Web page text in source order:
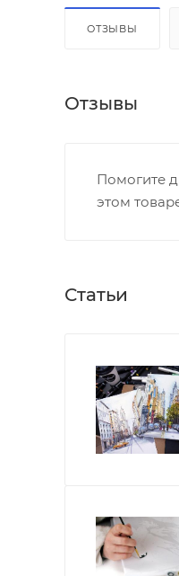
ОТЗЫВЫ
Отзывы
Помогите
этом
Статьи